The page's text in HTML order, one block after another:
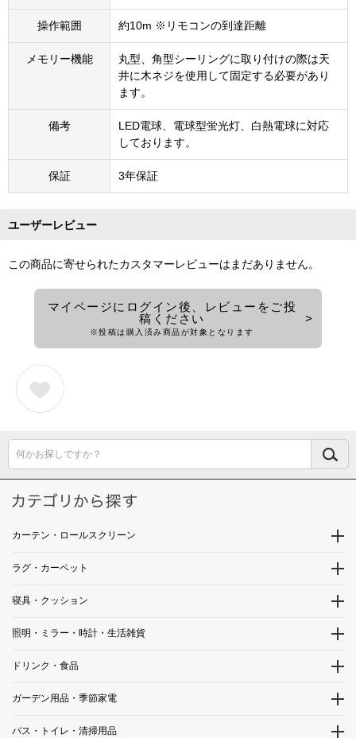
操作範囲 約10m ※リモコンの到達距離
メモリー機能
丸型、角型シーリングに取り付けの際は天
井に木ネジを使用して固定する必要があり
ます。
備考
LED電球、電球型蛍光灯、白熱電球に対応
しております。
保証 3年保証
ユーザーレビュー
この商品に寄せられたカスタマーレビューはまだありません。
マイページにログイン後、レビューをご投
稿ください
※投稿は購入済み商品が対象となります
何かお探しですか？
カーテン・ロールスクリーン
ラグ・カーペット
寝具・クッション
照明・ミラー・時計・生活雑貨
ドリンク・食品
ガーデン用品・季節家電
バス・トイレ・清掃用品